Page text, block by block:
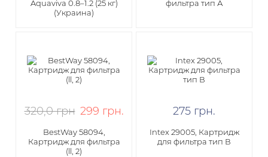
Aquaviva 0.8–1.2 (25 кг)
(Украина)
фильтра тип А
320,0 грн 299 грн.
BestWay 58094,
Картридж для фильтра
(ll, 2)
275 грн.
Intex 29005, Картридж
для фильтра тип В